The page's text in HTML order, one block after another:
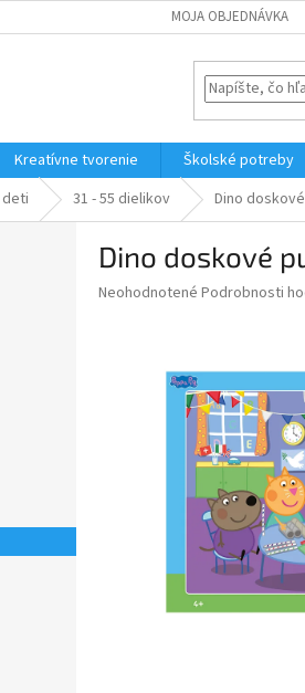
MOJA OBJEDNÁVKA
Kreatívne tvorenie Školské potreby
31 - 55 dielikov Dino
Dino doskové
Priemerné
Neohodnotené Podrobnosti